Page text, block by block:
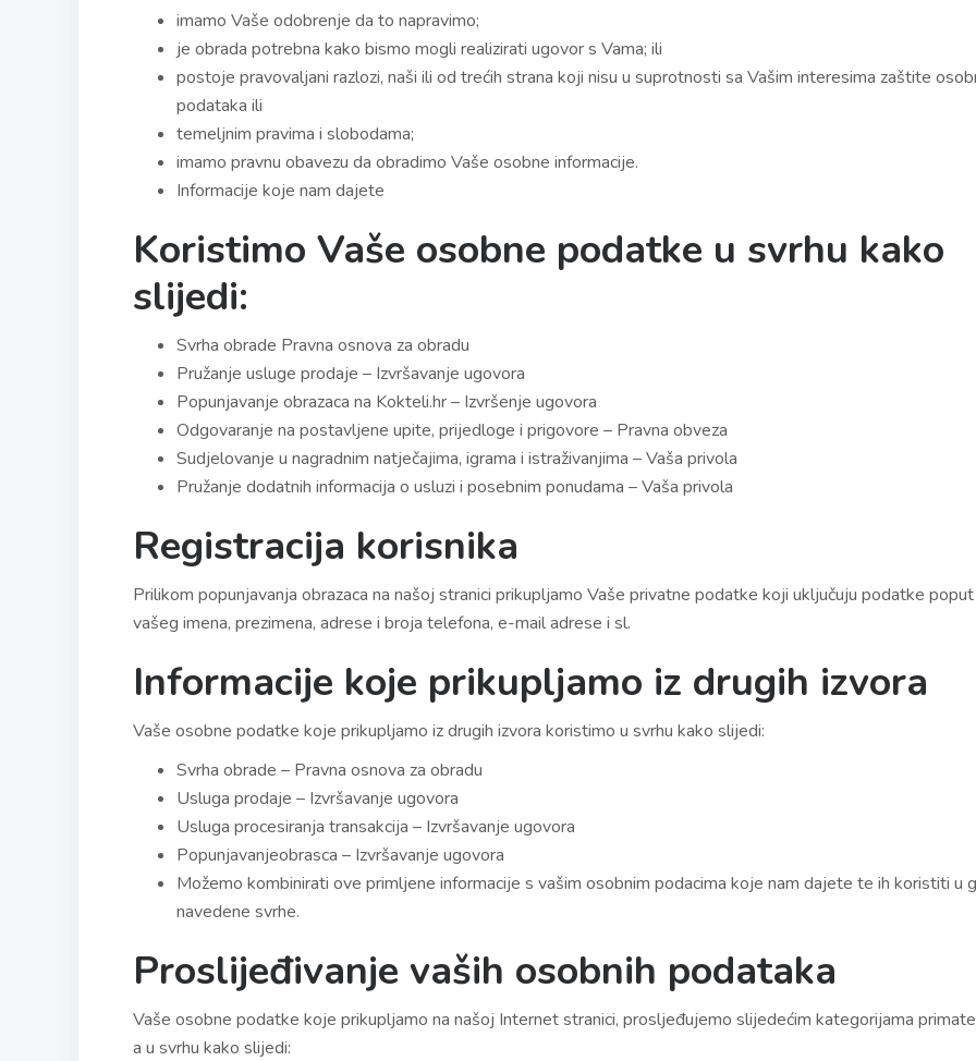
imamo Vaše odobrenje da to napravimo;
je obrada potrebna kako bismo mogli realizirati ugovor s Vama; ili
postoje pravovaljani razlozi, naši ili od trećih strana koji nisu u suprotnosti sa Vašim interesima zaštite
podataka ili
temeljnim pravima i slobodama;
imamo pravnu obavezu da obradimo Vaše osobne informacije.
Informacije koje nam dajete
Koristimo Vaše osobne podatke u svrhu kako
slijedi:
Svrha obrade Pravna osnova za obradu
Pružanje usluge prodaje – Izvršavanje ugovora
Popunjavanje obrazaca na Kokteli.hr – Izvršenje ugovora
Odgovaranje na postavljene upite, prijedloge i prigovore – Pravna obveza
Sudjelovanje u nagradnim natječajima, igrama i istraživanjima – Vaša privola
Pružanje dodatnih informacija o usluzi i posebnim ponudama – Vaša privola
Registracija korisnika
Prilikom popunjavanja obrazaca na našoj stranici prikupljamo Vaše privatne podatke koji uključuju podatke poput
vašeg imena, prezimena, adrese i broja telefona, e-mail adrese i sl.
Informacije koje prikupljamo iz drugih izvora
Vaše osobne podatke koje prikupljamo iz drugih izvora koristimo u svrhu kako slijedi:
Svrha obrade – Pravna osnova za obradu
Usluga prodaje – Izvršavanje ugovora
Usluga procesiranja transakcija – Izvršavanje ugovora
Popunjavanjeobrasca – Izvršavanje ugovora
Možemo kombinirati ove primljene informacije s vašim osobnim podacima koje nam dajete te ih koristiti u
navedene svrhe.
Proslijeđivanje vaših osobnih podataka
Vaše osobne podatke koje prikupljamo na našoj Internet stranici, prosljeđujemo slijedećim kategorijama
a u svrhu kako slijedi: